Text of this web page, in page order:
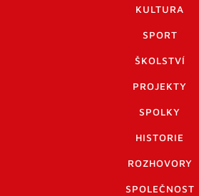
KULTURA
SPORT
ŠKOLSTVÍ
PROJEKTY
SPOLKY
HISTORIE
ROZHOVORY
SPOLEČNOST